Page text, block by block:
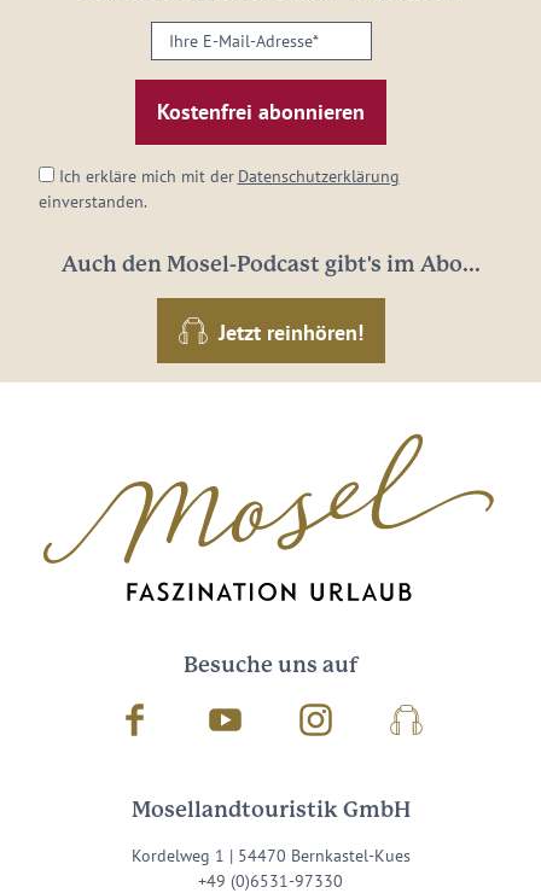
Ihre
E-
Mail-
Adresse:
Ich erkläre mich mit der Datenschutzerklärung
einverstanden.
Auch den Mosel-Podcast gibt's im Abo...
Jetzt reinhören!
Besuche uns auf
Facebook Youtube InstagramPodcast
Mosellandtouristik GmbH
Kordelweg 1 | 54470 Bernkastel-Kues
+49 (0)6531-97330